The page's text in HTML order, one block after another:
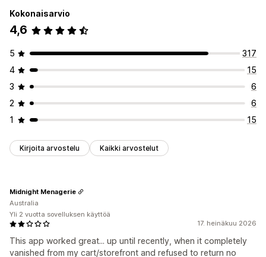
Valintaruudut
Kokonaisarvio
4,6
5
317
4
15
3
6
2
6
1
15
Kirjoita arvostelu Kaikki arvostelut
17. heinäkuu 2026
This app worked great... up until recently, when it completely
vanished from my cart/storefront and refused to return no
Midnight Menagerie
Australia
Yli 2 vuotta sovelluksen käyttöä